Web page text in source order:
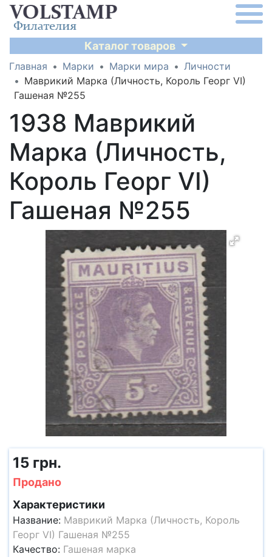
Каталог товаров
Главная Марки Марки мира
Личности
Маврикий Марка (Личность, Король Георг VI)
Гашеная №255
1938 Маврикий
Марка (Личность,
Король Георг VI)
Гашеная №255
15 грн.
Продано
Характеристики
Название: Маврикий Марка (Личность, Король
Георг VI) Гашеная №255
Качество: Гашеная марка